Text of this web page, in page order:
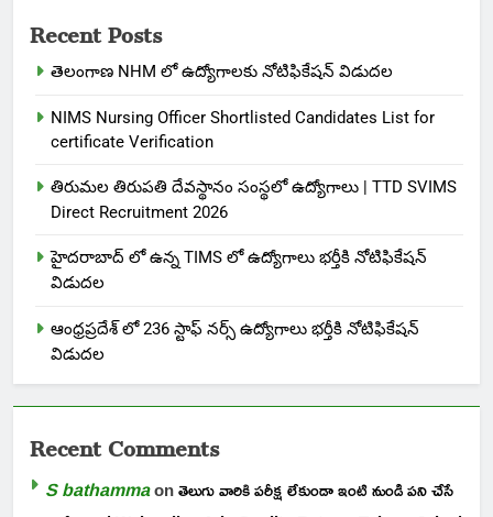
Recent Posts
తెలంగాణ NHM లో ఉద్యోగాలకు నోటిఫికేషన్ విడుదల
NIMS Nursing Officer Shortlisted Candidates List for
certificate Verification
తిరుమల తిరుపతి దేవస్థానం సంస్థలో ఉద్యోగాలు | TTD SVIMS
Direct Recruitment 2026
హైదరాబాద్ లో ఉన్న TIMS లో ఉద్యోగాలు భర్తీకి నోటిఫికేషన్
విడుదల
ఆంధ్రప్రదేశ్ లో 236 స్టాఫ్ నర్స్ ఉద్యోగాలు భర్తీకి నోటిఫికేషన్
విడుదల
Recent Comments
S bathammaonతెలుగు వారికి పరీక్ష లేకుండా ఇంటి నుండి పని చేసే